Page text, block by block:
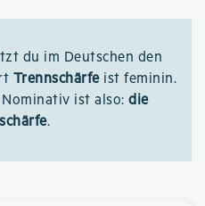
du im Deutschen den
Trennschärfeist feminin.
ist also: die
.